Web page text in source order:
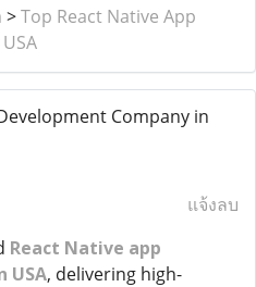
>Top React Native App
Company in
แจ้งลบ
React Native app
USA, delivering high-